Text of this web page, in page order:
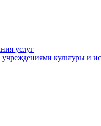
услуг
культуры и